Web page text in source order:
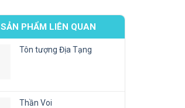
SẢN PHẨM LIÊN QUAN
Tôn tượng Địa Tạng
Thần Voi